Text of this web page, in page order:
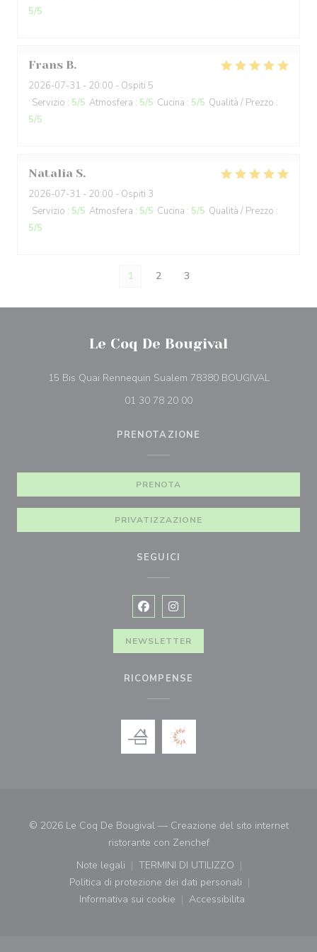
5/5
Frans B
2026-07-31 - 20:00 - Ospiti 5
Servizio : 5/5 Atmosfera : 5/5 Cucina : 5/5 Qualità / Prezzo :
5/5
Natalia S
2026-07-31 - 20:00 - Ospiti 3
Servizio : 5/5 Atmosfera : 5/5 Cucina : 5/5 Qualità / Prezzo :
5/5
1 2 3
Le Coq De Bougival
15 Bis Quai Rennequin Sualem 78380 BOUGIVAL((apre
01 30 78 20 00
PRENOTAZIONE
PRENOTA
PRIVATIZZAZIONE
SEGUICI
Facebook ((apre una nuova
Instagram ((apre una nuova
NEWSLETTER
RICOMPENSE
© 2026 Le Coq De Bougival — Creazione del sito internet
ristorante con Zenchef((apre una nuova
Note legali
((apre una nuova finestra))
TERMINI DI UTILIZZO
((apre una nuova finestra))
Politica di protezione dei dati personali
((apre una nuova finestra))
Informativa sui cookie
((apre una nuova finestra))
Accessibilita
((apre una nuova